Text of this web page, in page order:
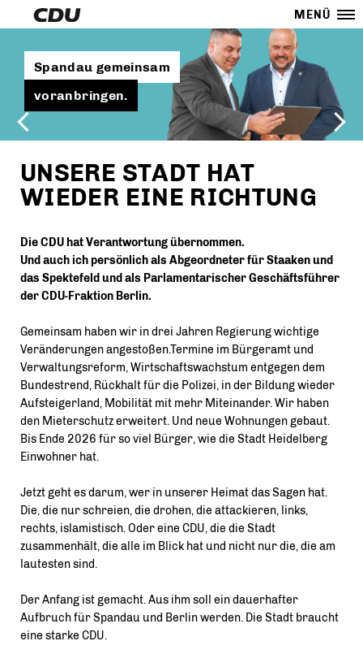
MENÜ
Spandau gemeinsam
voranbringen.
UNSERE STADT HAT
WIEDER EINE RICHTUNG
Die CDU hat Verantwortung übernommen.
Und auch ich persönlich als Abgeordneter für Staaken und
das Spektefeld und als Parlamentarischer Geschäftsführer
der CDU-Fraktion Berlin.
Gemeinsam haben wir in drei Jahren Regierung wichtige
Veränderungen angestoßen.Termine im Bürgeramt und
Verwaltungsreform, Wirtschaftswachstum entgegen dem
Bundestrend, Rückhalt für die Polizei, in der Bildung wieder
Aufsteigerland, Mobilität mit mehr Miteinander. Wir haben
den Mieterschutz erweitert. Und neue Wohnungen gebaut.
Bis Ende 2026 für so viel Bürger, wie die Stadt Heidelberg
Einwohner hat.
Jetzt geht es darum, wer in unserer Heimat das Sagen hat.
Die, die nur schreien, die drohen, die attackieren, links,
rechts, islamistisch. Oder eine CDU, die die Stadt
zusammenhält, die alle im Blick hat und nicht nur die, die am
lautesten sind.
Der Anfang ist gemacht. Aus ihm soll ein dauerhafter
Aufbruch für Spandau und Berlin werden. Die Stadt braucht
eine starke CDU.